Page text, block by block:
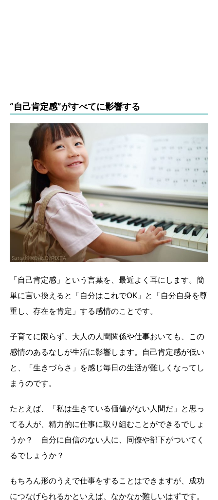
“自己肯定感”がすべてに影響する
「自己肯定感」という言葉を、最近よく耳にします。簡
単に言い換えると「自分はこれでOK」と「自分自身を尊
重し、存在を肯定」する感情のことです。
子育てに限らず、大人の人間関係や仕事おいても、この
感情のあるなしが生活に影響します。自己肯定感が低い
と、「生きづらさ」を感じ毎日の生活が難しくなってし
まうのです。
たとえば、「私は生きている価値がない人間だ」と思っ
てる人が、精力的に仕事に取り組むことができるでしょ
うか？ 自分に自信のない人に、同僚や部下がついてく
るでしょうか？
もちろん形のうえで仕事をすることはできますが、成功
につなげられるかといえば、なかなか難しいはずです。